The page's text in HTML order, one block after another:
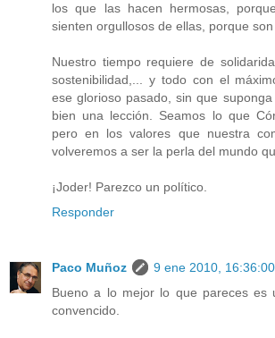
los que las hacen hermosas,
sienten orgullosos de ellas, porque
Nuestro tiempo requiere de
sostenibilidad,... y todo con el
ese glorioso pasado, sin que
bien una lección. Seamos lo que
pero en los valores que nuestra
volveremos a ser la perla del mundo
¡Joder! Parezco un político.
Responder
Paco Muñoz
9 ene 2010, 16:36:00
Bueno a lo mejor lo que pareces es
convencido.